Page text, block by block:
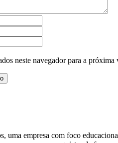
neste navegador para a próxima
uma empresa com foco